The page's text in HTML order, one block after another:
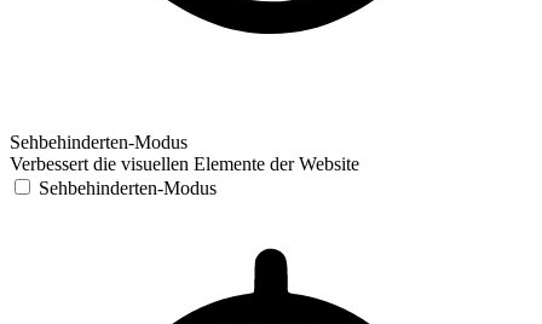
Sehbehinderten-Modus
Verbessert die visuellen Elemente der Website
Sehbehinderten-Modus